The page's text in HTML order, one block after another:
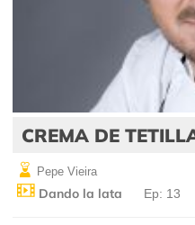
CREMA DE
Pepe Vieira
Dando la lata Ep: 13